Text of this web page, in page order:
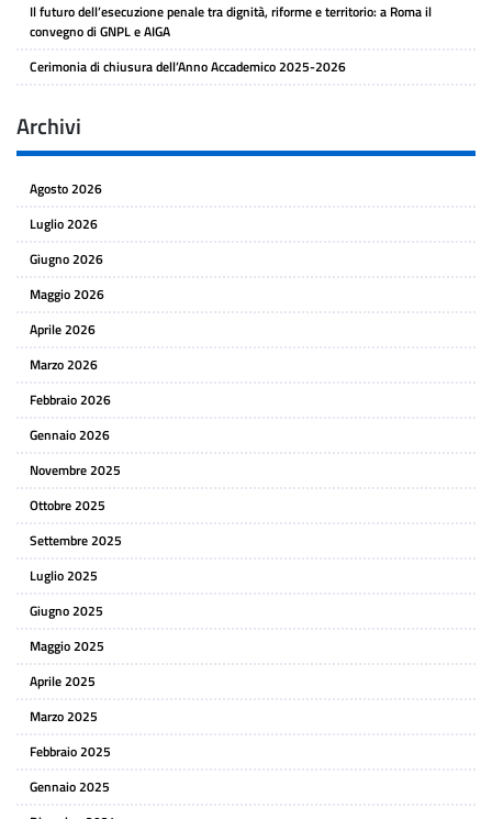
Il futuro dell’esecuzione penale tra dignità, riforme e territorio: a Roma il
convegno di GNPL e AIGA
Cerimonia di chiusura dell’Anno Accademico 2025-2026
Archivi
Agosto 2026
Luglio 2026
Giugno 2026
Maggio 2026
Aprile 2026
Marzo 2026
Febbraio 2026
Gennaio 2026
Novembre 2025
Ottobre 2025
Settembre 2025
Luglio 2025
Giugno 2025
Maggio 2025
Aprile 2025
Marzo 2025
Febbraio 2025
Gennaio 2025